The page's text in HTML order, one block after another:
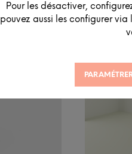
Pour les désactiver,
pouvez aussi les configurer